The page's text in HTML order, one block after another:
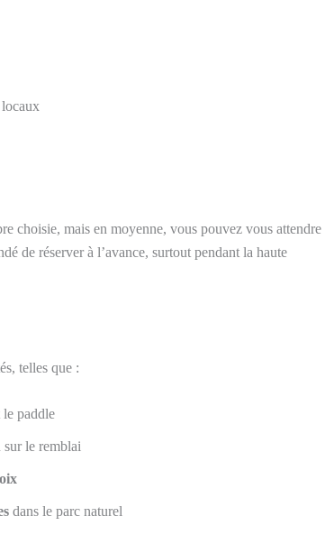
choisie, mais en moyenne, vous pouvez vous attendre
de réserver à l’avance, surtout pendant la haute
telles que :
paddle
sur le remblai
dans le parc naturel